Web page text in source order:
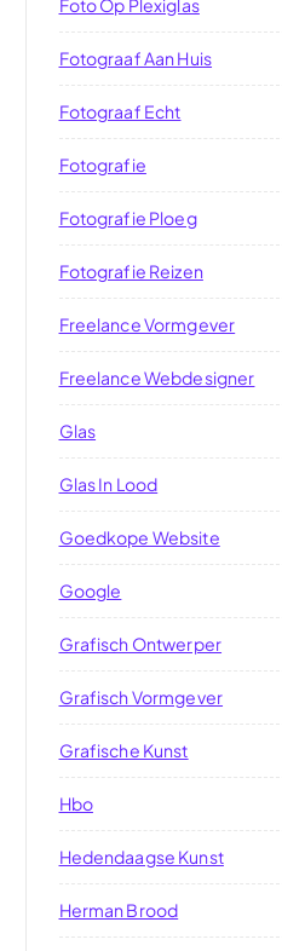
Foto Op Plexiglas
Fotograaf Aan Huis
Fotograaf Echt
Fotografie
Fotografie Ploeg
Fotografie Reizen
Freelance Vormgever
Freelance Webdesigner
Glas
Glas In Lood
Goedkope Website
Google
Grafisch Ontwerper
Grafisch Vormgever
Grafische Kunst
Hbo
Hedendaagse Kunst
Herman Brood